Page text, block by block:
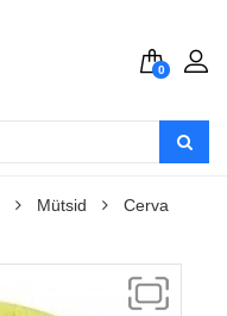
0
Mütsid
Cerva